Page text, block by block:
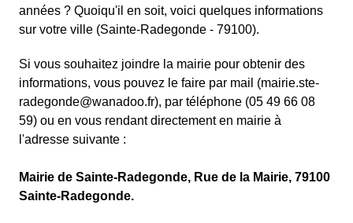
années ? Quoiqu'il en soit, voici quelques informations
sur votre ville (Sainte-Radegonde - 79100).
Si vous souhaitez joindre la mairie pour obtenir des
informations, vous pouvez le faire par mail (mairie.ste-
radegonde@wanadoo.fr), par téléphone (05 49 66 08
59) ou en vous rendant directement en mairie à
l'adresse suivante :
Mairie de Sainte-Radegonde, Rue de la Mairie, 79100
Sainte-Radegonde.